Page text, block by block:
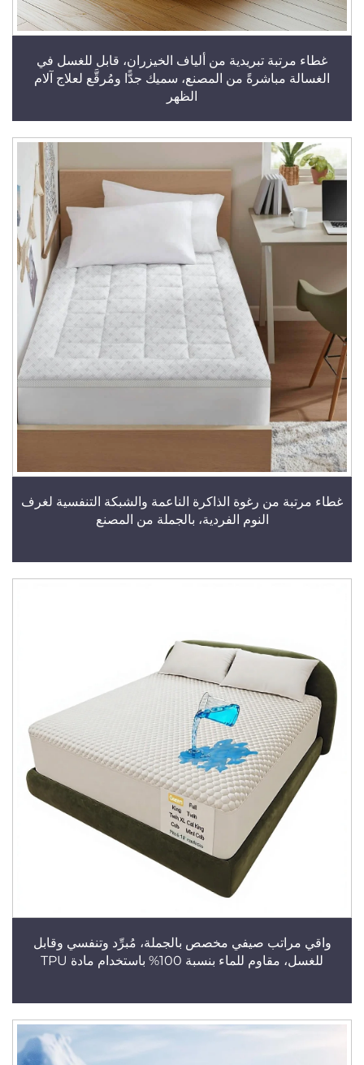
غطاء مرتبة تبريدية من ألياف الخيزران، قابل للغسل في
الغسالة مباشرةً من المصنع، سميك جدًّا ومُرقَّع لعلاج آلام
الظهر
غطاء مرتبة من رغوة الذاكرة الناعمة والشبكة التنفسية لغرف
النوم الفردية، بالجملة من المصنع
واقي مراتب صيفي مخصص بالجملة، مُبرِّد وتنفسي وقابل
للغسل، مقاوم للماء بنسبة 100% باستخدام مادة TPU